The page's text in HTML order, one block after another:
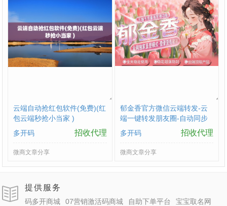
云端自动抢红包软件(免费)(红
包云端秒抢小当家 )
多开码
招收代理
微商文章分享
郁金香官方微信云端转发-云
端一键转发朋友圈-自动同步
跟随转发朋友圈软件yun
多开码 招收代理
微商文章分享
提供服务
码多开商城 07营销激活码商城 自助下单平台
宝宝取名网